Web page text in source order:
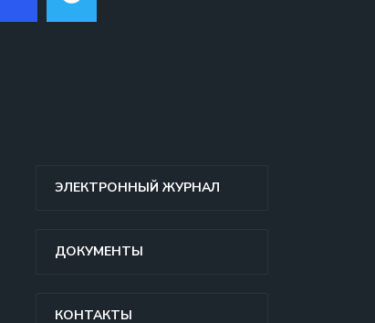
ЭЛЕКТРОННЫЙ ЖУРНАЛ
ДОКУМЕНТЫ
КОНТАКТЫ